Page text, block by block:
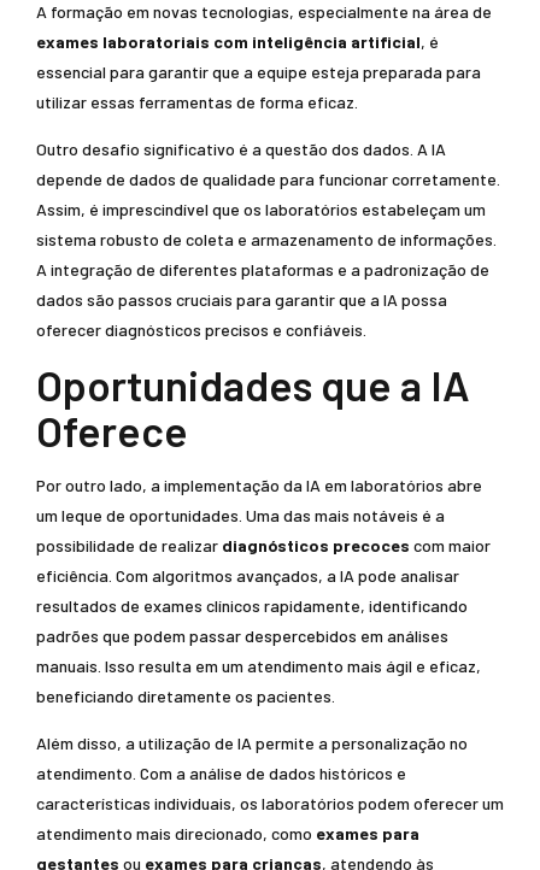
A formação em novas tecnologias, especialmente na área de
exames laboratoriais com inteligência artificial, é
essencial para garantir que a equipe esteja preparada para
utilizar essas ferramentas de forma eficaz.
Outro desafio significativo é a questão dos dados. A IA
depende de dados de qualidade para funcionar corretamente.
Assim, é imprescindível que os laboratórios estabeleçam um
sistema robusto de coleta e armazenamento de informações.
A integração de diferentes plataformas e a padronização de
dados são passos cruciais para garantir que a IA possa
oferecer diagnósticos precisos e confiáveis.
Oportunidades que a IA
Oferece
Por outro lado, a implementação da IA em laboratórios abre
um leque de oportunidades. Uma das mais notáveis é a
possibilidade de realizar diagnósticos precoces com maior
eficiência. Com algoritmos avançados, a IA pode analisar
resultados de exames clínicos rapidamente, identificando
padrões que podem passar despercebidos em análises
manuais. Isso resulta em um atendimento mais ágil e eficaz,
beneficiando diretamente os pacientes.
Além disso, a utilização de IA permite a personalização no
atendimento. Com a análise de dados históricos e
características individuais, os laboratórios podem oferecer um
atendimento mais direcionado, como exames para
gestantes ou exames para crianças, atendendo às